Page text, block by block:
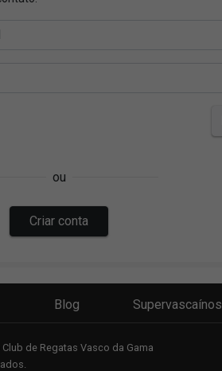
Blog Supervascaínos
de Regatas Vasco da Gama